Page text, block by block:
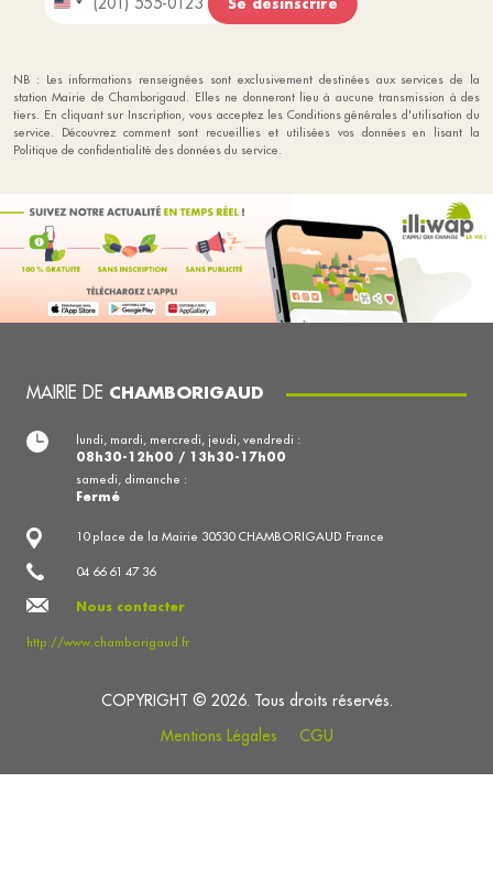
NB : Les informations renseignées sont exclusivement destinées aux services de la
station Mairie de Chamborigaud. Elles ne donneront lieu à aucune transmission à des
tiers. En cliquant sur Inscription, vous acceptez les Conditions générales d'utilisation du
service. Découvrez comment sont recueillies et utilisées vos données en lisant la
Politique de confidentialité des données du service.
MAIRIE DE CHAMBORIGAUD
10 place de la Mairie 30530 CHAMBORIGAUD France
04 66 61 47 36
Nous contacter
http://www.chamborigaud.fr
lundi, mardi, mercredi, jeudi, vendredi :
08h30-12h00 / 13h30-17h00
samedi, dimanche :
Fermé
COPYRIGHT © 2026. Tous droits réservés.
Mentions Légales
CGU